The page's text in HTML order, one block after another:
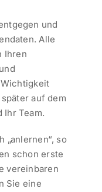
und
Alle
Ihren
auf dem
Ihr Team.
„anlernen“, so
schon erste
vereinbaren
Sie eine